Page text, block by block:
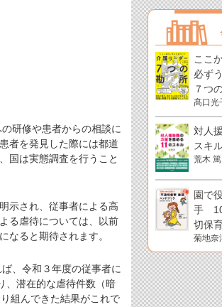
研修や患者からの相談に
者を発見した際には都道
国は実態調査を行うこと
示され、従事者による高
る虐待については、以前
なると期待されます。
、令和３年度の従事者に
、潜在的な虐待件数（暗
組んできた結果がこれで
ここ
必ず
７つ
髙口光
対人
スキ
荒木
園で
手 10
切保
菊地奈